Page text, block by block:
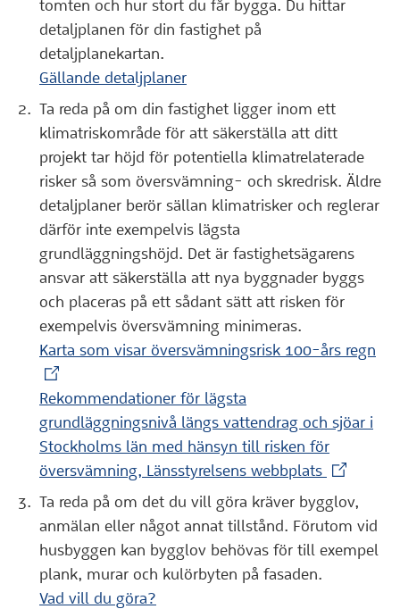
tomten och hur stort du får bygga. Du hittar
detaljplanen för din fastighet på
detaljplanekartan.
Gällande detaljplaner
Ta reda på om din fastighet ligger inom ett
klimatriskområde för att säkerställa att ditt
projekt tar höjd för potentiella klimatrelaterade
risker så som översvämning- och skredrisk. Äldre
detaljplaner berör sällan klimatrisker och reglerar
därför inte exempelvis lägsta
grundläggningshöjd. Det är fastighetsägarens
ansvar att säkerställa att nya byggnader byggs
och placeras på ett sådant sätt att risken för
exempelvis översvämning minimeras.
Karta som visar översvämningsrisk 100-års regn
Rekommendationer för lägsta
grundläggningsnivå längs vattendrag och sjöar i
Stockholms län med hänsyn till risken för
översvämning, Länsstyrelsens webbplats (Extern
Ta reda på om det du vill göra kräver bygglov,
anmälan eller något annat tillstånd. Förutom vid
husbyggen kan bygglov behövas för till exempel
plank, murar och kulörbyten på fasaden.
Vad vill du göra?